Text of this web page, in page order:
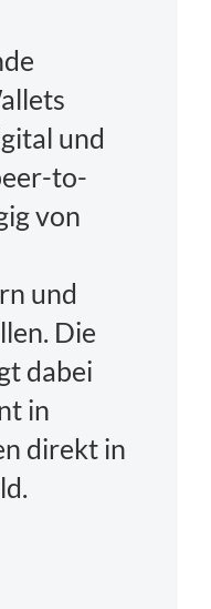
und
to-
von
und
Die
dabei
in
direkt in